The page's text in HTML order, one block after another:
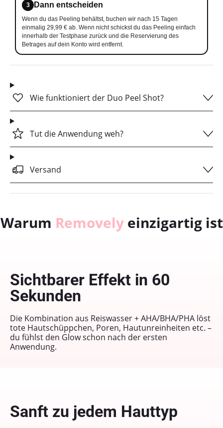
3 Dann entscheiden
Wenn du das Peeling behältst, buchen wir nach 15 Tagen
einmalig 29,99 € ab. Wenn nicht schickst du das Peeling einfach
innerhalb der Testphase zurück und die Reservierung des
Betrages auf dein Konto wird entfernt.
Wie funktioniert der Duo Peel Shot?
Tut die Anwendung weh?
Versand
Warum Removely einzigartig ist
Sichtbarer Effekt in 60
Sekunden
Die Kombination aus Reiswasser + AHA/BHA/PHA löst
tote Hautschüppchen, Poren, Hautunreinheiten etc. –
du fühlst den Glow schon nach der ersten
Anwendung.
Sanft zu jedem Hauttyp